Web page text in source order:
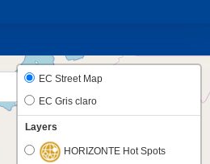
EC Street Map
EC Gris claro
Layers
HORIZONTE Hot Spots